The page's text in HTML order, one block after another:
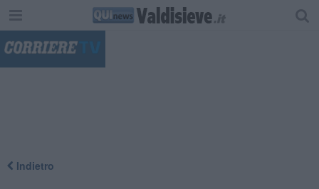
Indietro